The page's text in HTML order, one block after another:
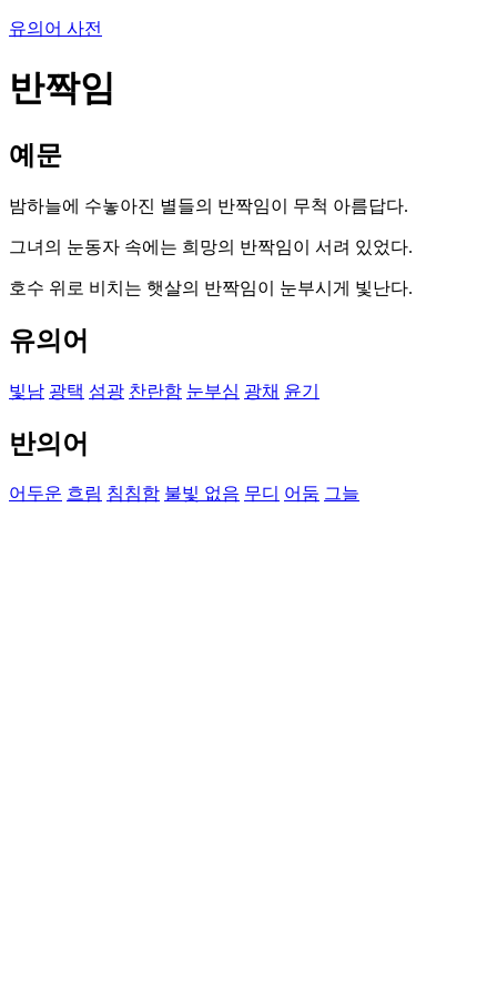
유의어 사전
반짝임
예문
밤하늘에 수놓아진 별들의 반짝임이 무척 아름답다.
그녀의 눈동자 속에는 희망의 반짝임이 서려 있었다.
호수 위로 비치는 햇살의 반짝임이 눈부시게 빛난다.
유의어
빛남 광택 섬광 찬란함 눈부심 광채 윤기
반의어
어두운 흐림 침침함 불빛 없음 무디 어둠 그늘